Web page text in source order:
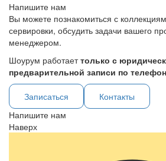
Напишите нам
Вы можете познакомиться с
сервировки, обсудить задачи вашего
менеджером.
Шоурум работаеттолько с
предварительной записи по
Записаться
Контакты
Напишите нам
Наверх